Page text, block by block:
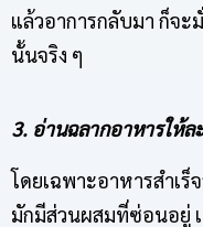
แล้วอาการกลับมา ก็จ
นั้นจริง ๆ
3. อ่านฉลากอาหารให้ล
โดยเฉพาะอาหารสำเ
มักมีส่วนผสมที่ซ่อนอยู่